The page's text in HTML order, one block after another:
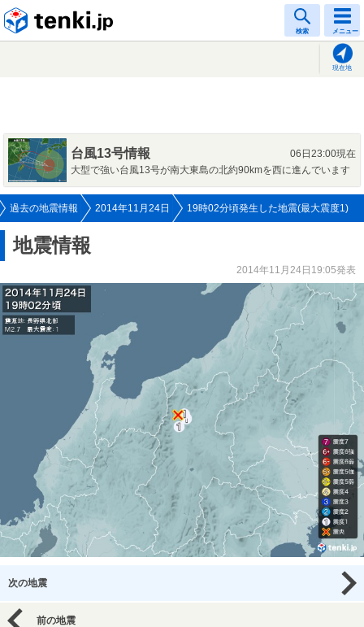
検索 メニュー
現在地
台風13号情報
06日23:00現在
大型で強い台風13号が南大東島の北約90kmを西に進んでいます
過去の地震情報 2014年11月24日 19時02分頃発生した地震(最大震度1)
地震情報
2014年11月24日19:05発表
次の地震
前の地震